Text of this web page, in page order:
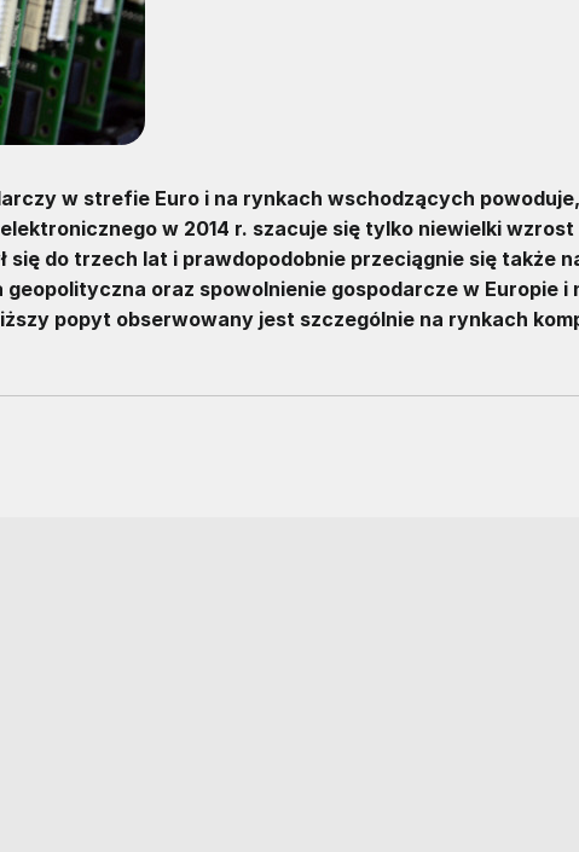
w strefie Euro i na rynkach wschodzących
w 2014 r. szacuje się tylko niewielki
się do trzech lat i prawdopodobnie przeciągnie się także
oraz spowolnienie gospodarcze w Europie i
popyt obserwowany jest szczególnie na rynkach